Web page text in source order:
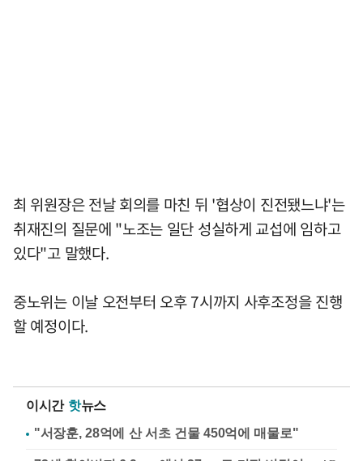
최 위원장은 전날 회의를 마친 뒤 '협상이 진전됐느냐'는
취재진의 질문에 "노조는 일단 성실하게 교섭에 임하고
있다"고 말했다.
중노위는 이날 오전부터 오후 7시까지 사후조정을 진행
할 예정이다.
이시간 핫뉴스
"서장훈, 28억에 산 서초 건물 450억에 매물로"